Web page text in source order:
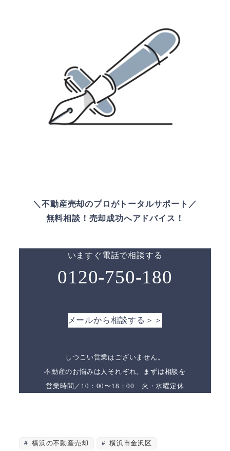
＼不動産売却のプロがトータルサポート／
無料相談！売却成功へアドバイス！
いますぐ電話で相談する
0120-750-180
メールから相談する＞＞
しつこい営業はございません。
不動産のお悩みは人それぞれ。まずは相談を
営業時間／10：00〜18：00 火・水曜定休
横浜の不動産売却 横浜市金沢区